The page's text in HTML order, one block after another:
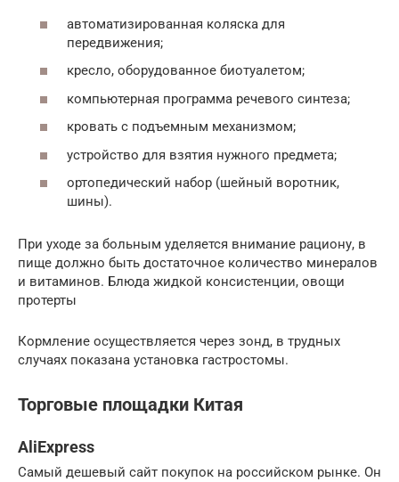
автоматизированная коляска для
передвижения;
кресло, оборудованное биотуалетом;
компьютерная программа речевого синтеза;
кровать с подъемным механизмом;
устройство для взятия нужного предмета;
ортопедический набор (шейный воротник,
шины).
При уходе за больным уделяется внимание рациону, в
пище должно быть достаточное количество минералов
и витаминов. Блюда жидкой консистенции, овощи
протерты
Кормление осуществляется через зонд, в трудных
случаях показана установка гастростомы.
Торговые площадки Китая
AliExpress
Самый дешевый сайт покупок на российском рынке. Он